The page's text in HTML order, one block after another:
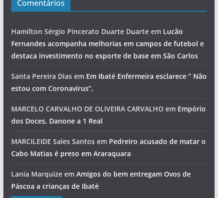
Comentários
Hamilton Sérgio Pincerato Duarte Duarteem Lucão
Fernandes acompanha melhorias em campos de futebol e
destaca investimento no esporte de base em São Carlos
Santa Pereira Diasem Em Ibaté Enfermeira esclarece ” Não
estou com Coronavírus”,
MARCELO CARVALHO DE OLIVEIRA CARVALHOem Empório
dos Doces, Danone a 1 Real
MARCILEIDE Sales Santosem Pedreiro acusado de matar o
Cabo Matias é preso em Araraquara
Lania Marquizeem Amigos do bem entregam Ovos de
Páscoa a crianças de Ibaté